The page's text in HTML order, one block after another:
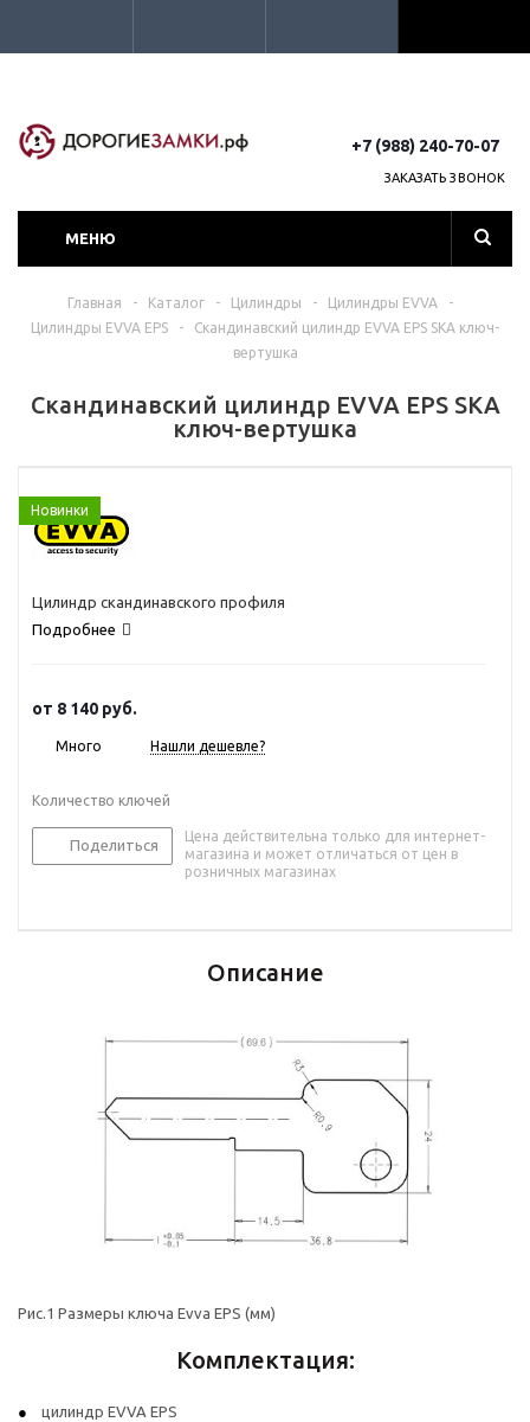
+7 (988) 240-70-07
ЗАКАЗАТЬ ЗВОНОК
МЕНЮ
Главная - Каталог - Цилиндры - Цилиндры EVVA
-
Цилиндры EVVA EPS
-
Скандинавский цилиндр EVVA EPS SKA ключ-
вертушка
Скандинавский цилиндр EVVA EPS SKA
ключ-вертушка
Новинки
Цилиндр скандинавского профиля
Подробнее
от 8 140 руб.
Много Нашли дешевле?
Количество ключей
Поделиться
Цена действительна только для интернет-
магазина и может отличаться от цен в
розничных магазинах
Описание
Рис.1 Размеры ключа Evva EPS (мм)
Комплектация:
цилиндр EVVA EPS